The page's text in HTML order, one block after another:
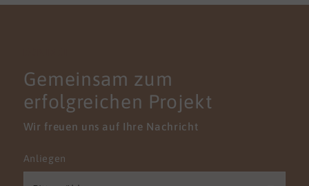
Gemeinsam zum
erfolgreichen Projekt
Wir freuen uns auf Ihre Nachricht
Anliegen